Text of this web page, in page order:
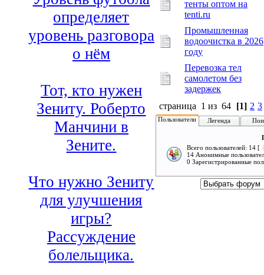
определяет
уровень разговора
о нём
Тот, кто нужен
Зениту. Роберто
Манчини в
Зените.
Что нужно Зениту
для улучшения
игры?
Рассуждение
болельщика.
тенты оптом на
tenti.ru
Промышленная
водоочистка в 2026
году
Перевозка тел
самолетом без
задержек
страница 1 из 64 [1] 2 3
Пользователи Легенда
Всего пользователей: 14 [
14 Анонимные
0 Зарегистрированные